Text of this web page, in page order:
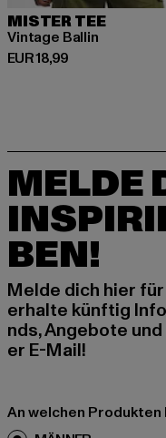
MISTER TEE
Vintage Ballin
EUR 18,99
Derzeitiger Preis: EUR
MELDE
BEN!
Melde dich hier
erhalte künftig
nds, Angebote
er E-Mail!
An welchen